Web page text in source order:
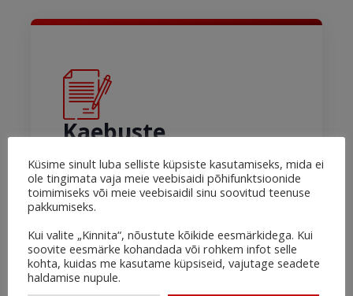
Kaebuste
menetlemise kord
Loe lähemalt
Küsime sinult luba selliste küpsiste kasutamiseks, mida ei
ole tingimata vaja meie veebisaidi põhifunktsioonide
toimimiseks või meie veebisaidil sinu soovitud teenuse
pakkumiseks.
Kui valite „Kinnita“, nõustute kõikide eesmärkidega. Kui
soovite eesmärke kohandada või rohkem infot selle
kohta, kuidas me kasutame küpsiseid, vajutage seadete
haldamise nupule.